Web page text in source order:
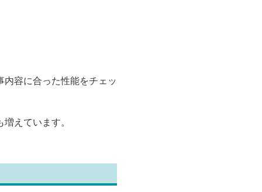
容に合った性能をチェッ
えています。